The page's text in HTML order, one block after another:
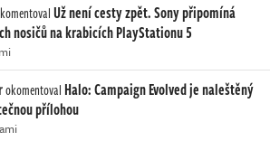
Už není cesty zpět. Sony připomíná
nosičů na krabicích PlayStationu 5
okomentoval Halo: Campaign Evolved je naleštěný
přílohou